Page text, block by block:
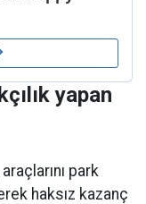
yapan
park
haksız kazanç